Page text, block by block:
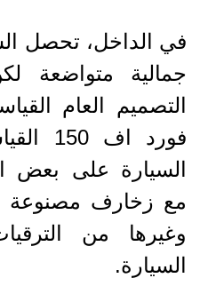
في الداخل، تحصل
جمالية متواضعة
التصميم العام
فورد
السيارة على بعض
مع زخارف مصنوعة
وغيرها من
السيارة.